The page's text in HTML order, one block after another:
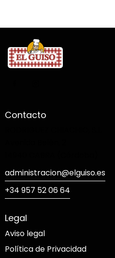
Contacto
administracion@elguiso.es
+34 957 52 06 64
Legal
Aviso legal
Política de Privacidad